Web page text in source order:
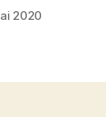
2020